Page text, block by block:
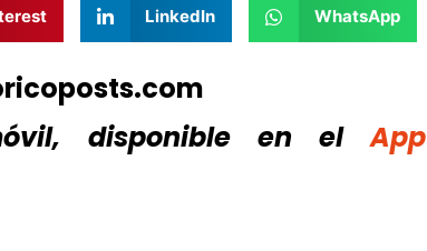
LinkedIn WhatsApp
disponible
en el App